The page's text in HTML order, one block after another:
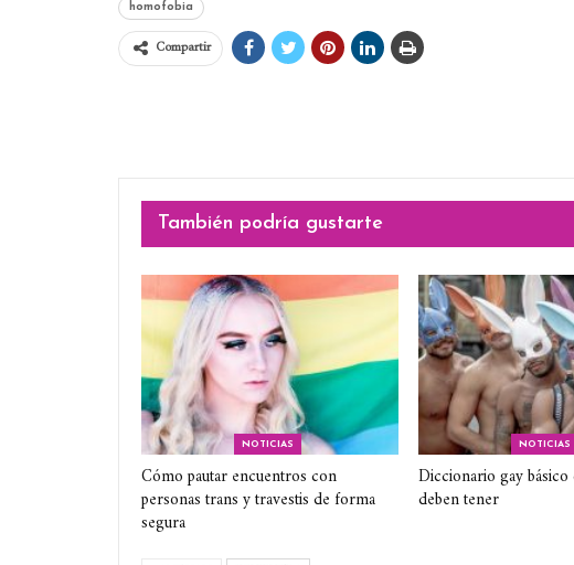
homofobia
Compartir
También podría gustarte
NOTICIAS
Cómo pautar encuentros con
personas trans y travestis de forma
segura
NOTICIAS
Diccionario gay básico
deben tener